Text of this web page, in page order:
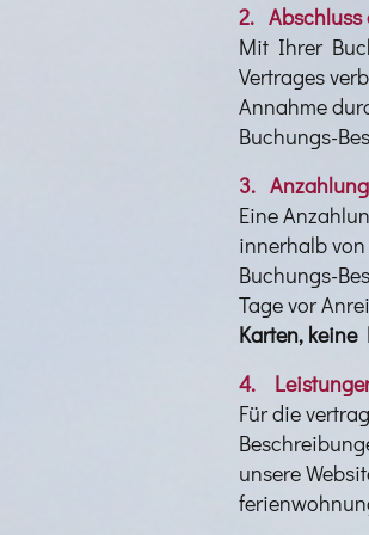
2. Abschluss
Mit Ihrer
Vertrages
Annahme
Buchungs-
3.
Eine
innerhalb
Buchungs-
Tage vor
Karten, keine
4.
Für die
unsere